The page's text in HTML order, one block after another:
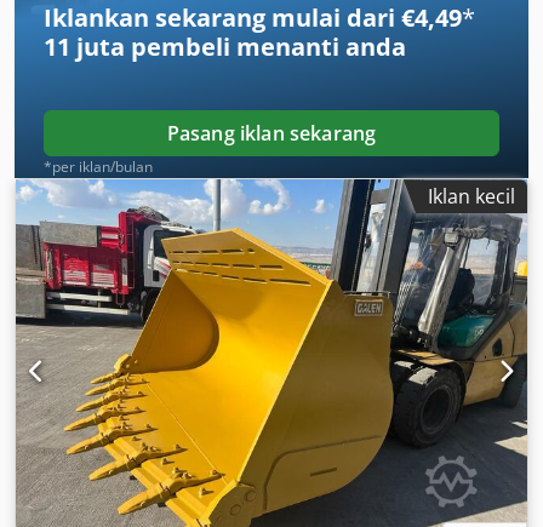
Iklankan sekarang mulai dari €4,49*
11 juta pembeli menanti anda
Pasang iklan sekarang
*per iklan/bulan
Iklan kecil